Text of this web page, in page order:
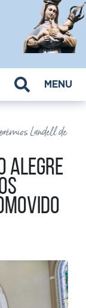
MENU
Landell de
Alegre